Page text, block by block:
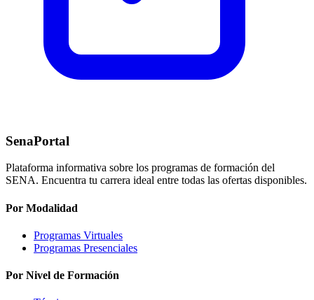
SenaPortal
Plataforma informativa sobre los programas de formación del
SENA. Encuentra tu carrera ideal entre todas las ofertas disponibles.
Por Modalidad
Programas Virtuales
Programas Presenciales
Por Nivel de Formación